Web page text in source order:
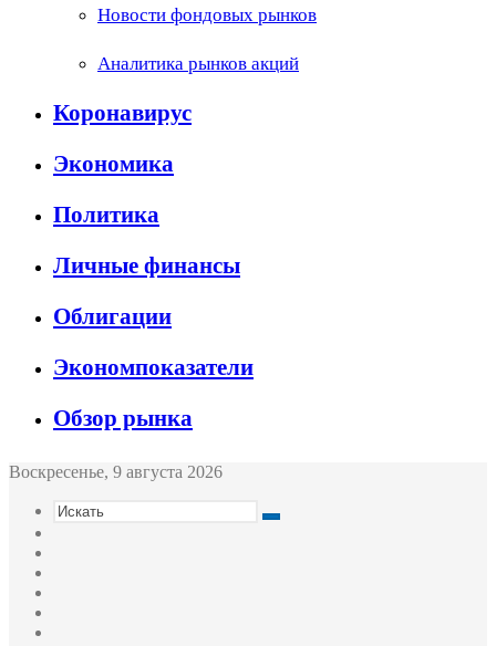
Новости фондовых рынков
Аналитика рынков акций
Коронавирус
Экономика
Политика
Личные финансы
Облигации
Экономпоказатели
Обзор рынка
Воскресенье, 9 августа 2026
Искать